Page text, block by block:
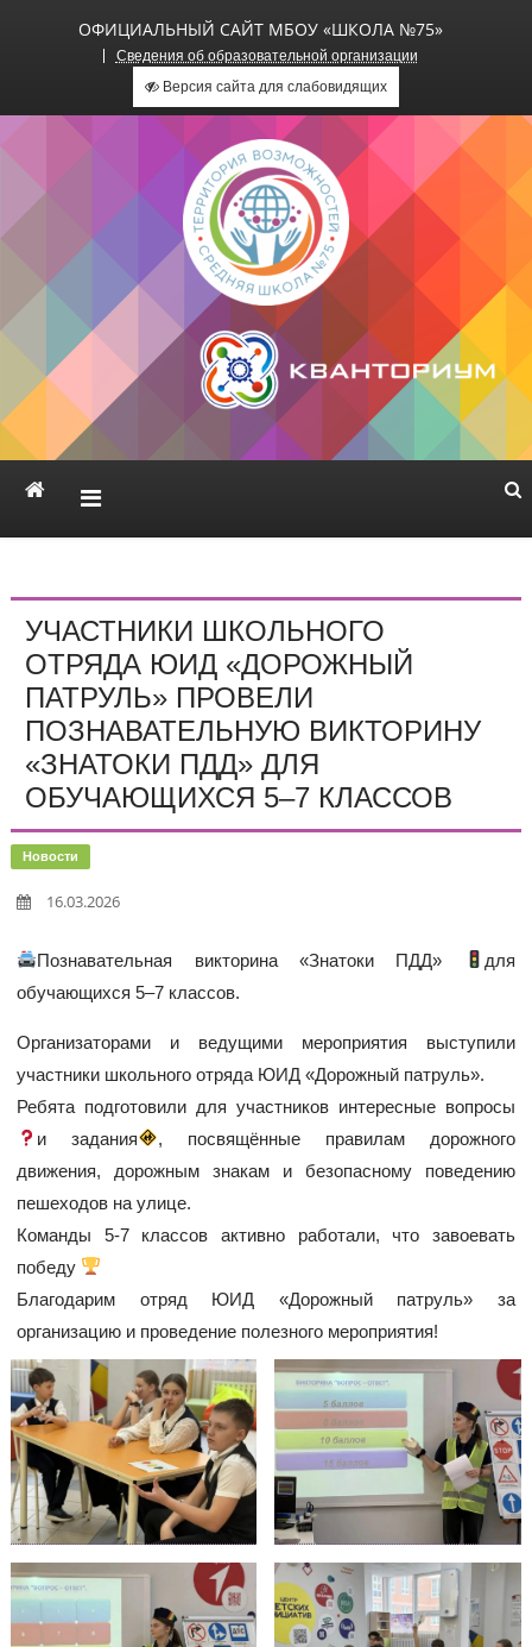
ОФИЦИАЛЬНЫЙ САЙТ МБОУ «ШКОЛА №75»
Сведения об образовательной организации
Версия сайта для слабовидящих
Официальный сайт МБОУ
«Школа №75»
УЧАСТНИКИ ШКОЛЬНОГО
ОТРЯДА ЮИД «ДОРОЖНЫЙ
ПАТРУЛЬ» ПРОВЕЛИ
ПОЗНАВАТЕЛЬНУЮ ВИКТОРИНУ
«ЗНАТОКИ ПДД» ДЛЯ
ОБУЧАЮЩИХСЯ 5–7 КЛАССОВ
Новости
16.03.2026
Познавательная викторина «Знатоки ПДД»
для
обучающихся 5–7 классов.
Организаторами и ведущими мероприятия выступили
участники школьного отряда ЮИД «Дорожный патруль».
Ребята подготовили для участников интересные вопросы
и задания
, посвящённые правилам дорожного
движения, дорожным знакам и безопасному поведению
пешеходов на улице.
Команды 5-7 классов активно работали, что завоевать
победу
Благодарим отряд ЮИД «Дорожный патруль» за
организацию и проведение полезного мероприятия!